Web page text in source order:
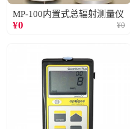
MP-100内置式总辐射测量仪
¥0 ¥0